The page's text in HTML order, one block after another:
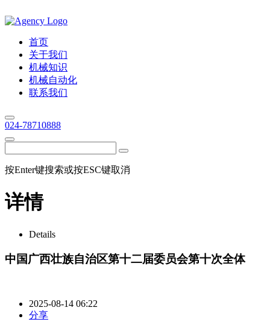
首页
关于我们
机械知识
机械自动化
联系我们
024-78710888
按Enter键搜索或按ESC键取消
详情
Details
中国广西壮族自治区第十二届委员会第十次全体
2025-08-14 06:22
分享